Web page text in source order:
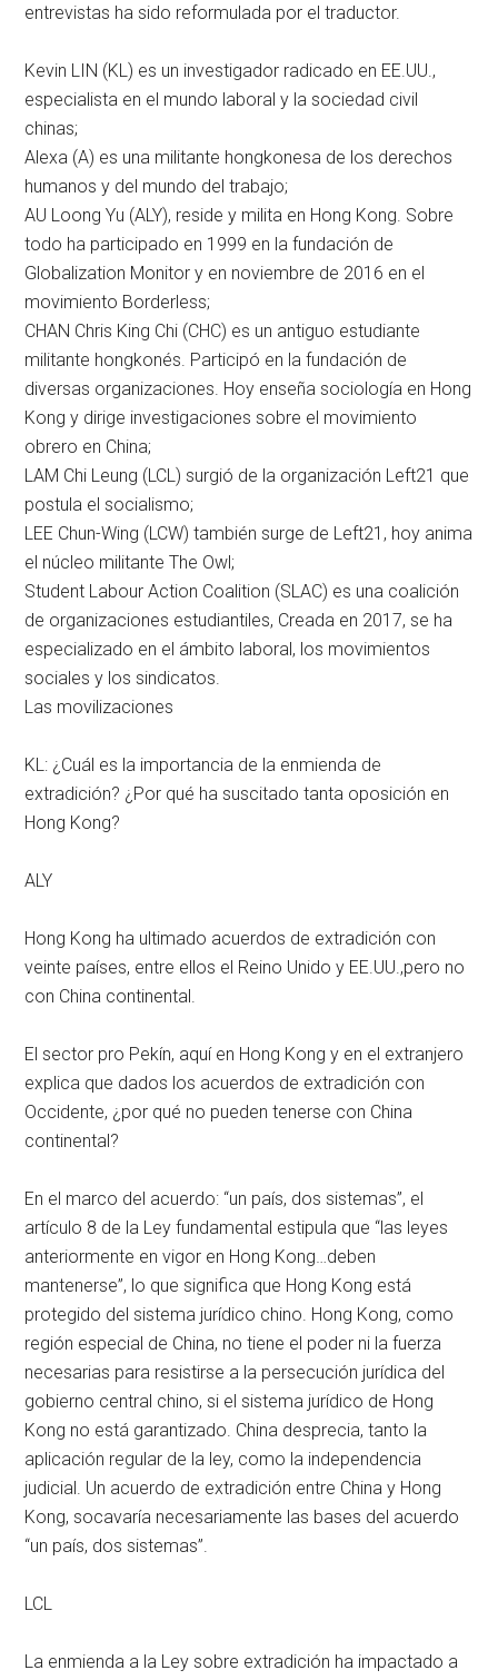
entrevistas ha sido reformulada por el traductor.
Kevin LIN (KL) es un investigador radicado en EE.UU.,
especialista en el mundo laboral y la sociedad civil
chinas;
Alexa (A) es una militante hongkonesa de los derechos
humanos y del mundo del trabajo;
AU Loong Yu (ALY), reside y milita en Hong Kong. Sobre
todo ha participado en 1999 en la fundación de
Globalization Monitor y en noviembre de 2016 en el
movimiento Borderless;
CHAN Chris King Chi (CHC) es un antiguo estudiante
militante hongkonés. Participó en la fundación de
diversas organizaciones. Hoy enseña sociología en Hong
Kong y dirige investigaciones sobre el movimiento
obrero en China;
LAM Chi Leung (LCL) surgió de la organización Left21 que
postula el socialismo;
LEE Chun-Wing (LCW) también surge de Left21, hoy anima
el núcleo militante The Owl;
Student Labour Action Coalition (SLAC) es una coalición
de organizaciones estudiantiles, Creada en 2017, se ha
especializado en el ámbito laboral, los movimientos
sociales y los sindicatos.
Las movilizaciones
KL: ¿Cuál es la importancia de la enmienda de
extradición? ¿Por qué ha suscitado tanta oposición en
Hong Kong?
ALY
Hong Kong ha ultimado acuerdos de extradición con
veinte países, entre ellos el Reino Unido y EE.UU.,pero no
con China continental.
El sector pro Pekín, aquí en Hong Kong y en el extranjero
explica que dados los acuerdos de extradición con
Occidente, ¿por qué no pueden tenerse con China
continental?
En el marco del acuerdo: “un país, dos sistemas”, el
artículo 8 de la Ley fundamental estipula que “las leyes
anteriormente en vigor en Hong Kong…deben
mantenerse”, lo que significa que Hong Kong está
protegido del sistema jurídico chino. Hong Kong, como
región especial de China, no tiene el poder ni la fuerza
necesarias para resistirse a la persecución jurídica del
gobierno central chino, si el sistema jurídico de Hong
Kong no está garantizado. China desprecia, tanto la
aplicación regular de la ley, como la independencia
judicial. Un acuerdo de extradición entre China y Hong
Kong, socavaría necesariamente las bases del acuerdo
“un país, dos sistemas”.
LCL
La enmienda a la Ley sobre extradición ha impactado a